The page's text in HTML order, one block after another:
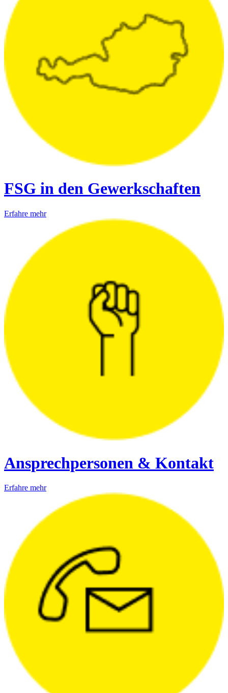
FSG in den Gewerkschaften
Erfahre mehr
Ansprechpersonen & Kontakt
Erfahre mehr